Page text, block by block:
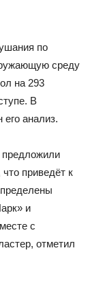
по
среду
на 293
В
анализ.
предложили
приведёт к
и
с
отметил